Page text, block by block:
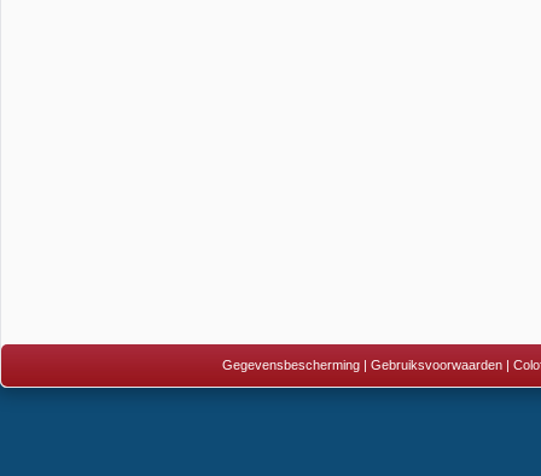
Gegevensbescherming| Gebruiksvoorwaarden|